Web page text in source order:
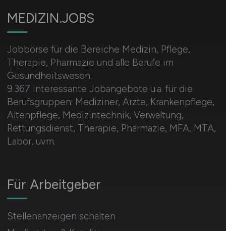
MEDIZIN.JOBS
Jobbörse für die Bereiche Medizin, Pflege,
Therapie, Pharmazie und alle Berufe im
Gesundheitswesen.
9.367 interessante Jobangebote u.a. für die
Berufsgruppen: Mediziner, Ärzte, Krankenpflege,
Altenpflege, Medizintechnik, Verwaltung,
Rettungsdienst, Therapie, Pharmazie, MFA, MTA,
Labor, uvm.
Für Arbeitgeber
Stellenanzeigen schalten